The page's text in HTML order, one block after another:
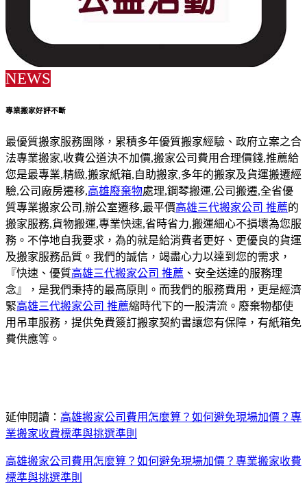
NEWS
專業搬家好評不斷
最優質搬家服務團隊，累積多年優質搬家經驗、政府立案之合
法專業搬家,收費公道決不加價,搬家公司費用合理價錢,推薦給
您是最專業,精緻,搬家紙箱,自助搬家,多年的搬家及貨運搬遷經
驗,公司廠房遷移,高雄廢棄物處理,鋼琴搬運,公司搬遷,全省優
質專業搬家公司,辦公室遷移,最平價高雄三代搬家公司 推薦的
搬家服務,貨物搬運,專業快速,省時省力,搬運細心不損壞為您服
務。不停地自我要求，為的就是給消費者更好、更優良的貨運
及搬家服務品質。我們的誠信，竭盡心力以達到您的需求，
『快速、優質高雄三代搬家公司 推薦 、安全送達的服務理
念』，是我們秉持的最高原則。而我們的服務費用，更是經濟
緊高雄三代搬家公司 推薦縮時代下的一股清流。廢棄物都使
用吊車服務，提供免費簽訂搬家契約書讓您有保障，有紙箱免
費供應等。
延伸閱讀： 高雄搬家公司費用怎麼算？如何避免現場加價？專
業搬家收費標準與挑選準則
高雄搬家公司費用怎麼算？如何避免現場加價？專業搬家收費
標準與挑選準則